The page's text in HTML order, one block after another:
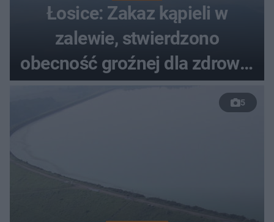
Łosice: Zakaz kąpieli w
zalewie, stwierdzono
obecność groźnej dla zdrowia
5